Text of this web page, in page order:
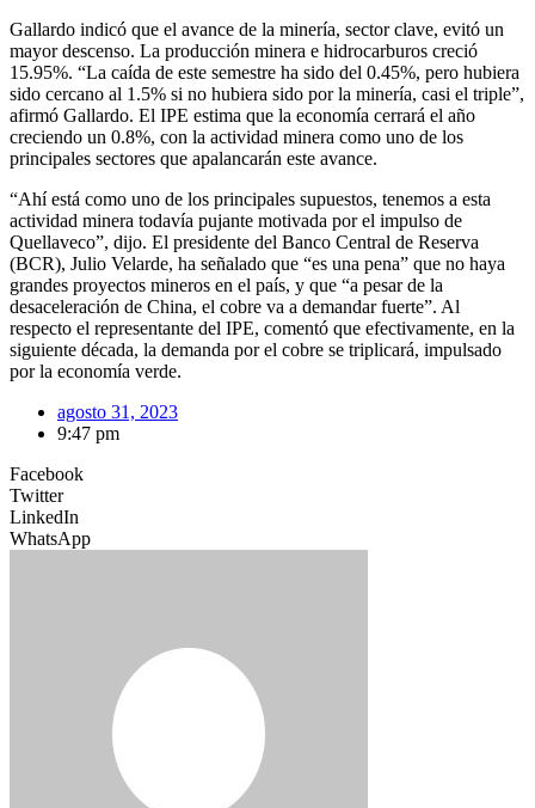
Gallardo indicó que el avance de la minería, sector clave, evitó un
mayor descenso. La producción minera e hidrocarburos creció
15.95%. “La caída de este semestre ha sido del 0.45%, pero hubiera
sido cercano al 1.5% si no hubiera sido por la minería, casi el triple”,
afirmó Gallardo. El IPE estima que la economía cerrará el año
creciendo un 0.8%, con la actividad minera como uno de los
principales sectores que apalancarán este avance.
“Ahí está como uno de los principales supuestos, tenemos a esta
actividad minera todavía pujante motivada por el impulso de
Quellaveco”, dijo. El presidente del Banco Central de Reserva
(BCR), Julio Velarde, ha señalado que “es una pena” que no haya
grandes proyectos mineros en el país, y que “a pesar de la
desaceleración de China, el cobre va a demandar fuerte”. Al
respecto el representante del IPE, comentó que efectivamente, en la
siguiente década, la demanda por el cobre se triplicará, impulsado
por la economía verde.
agosto 31, 2023
9:47 pm
Facebook
Twitter
LinkedIn
WhatsApp